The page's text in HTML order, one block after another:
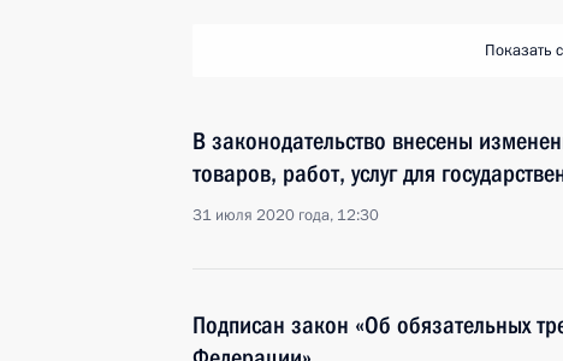
Показать
В законодательство внесены
товаров, работ, услуг для
31 июля 2020 года, 12:30
Подписан закон «Об обязательных